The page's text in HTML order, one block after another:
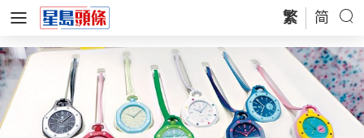
繁 简